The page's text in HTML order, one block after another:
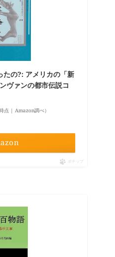
たの?: アメリカの「新
ヴァンの都市伝説コ
点 | Amazon調べ）
ポチップ